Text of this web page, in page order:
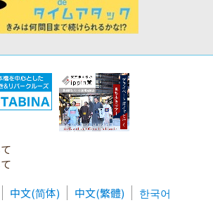
中文(简体) 中文(繁體)
한국어